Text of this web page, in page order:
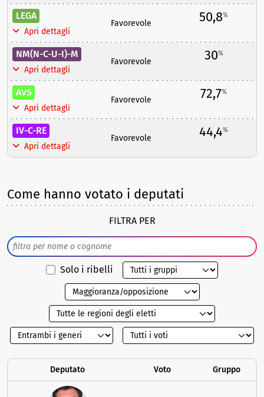
LEGA
Apri dettagli
Favorevole 50,8%
NM(N-C-U-I)-M
Apri dettagli
Favorevole 30%
AVS
Apri dettagli
Favorevole 72,7%
IV-C-RE
Apri dettagli
Favorevole 44,4%
Come hanno votato i deputati
FILTRA PER
Solo i ribelli
Deputato Voto Gruppo